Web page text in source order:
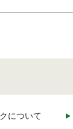
について